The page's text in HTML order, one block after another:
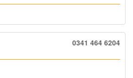
0341 464 6204